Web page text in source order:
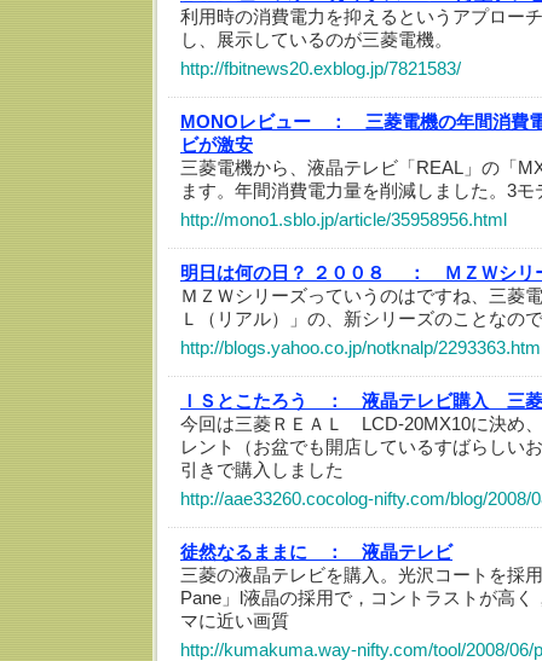
利用時の消費電力を抑えるというアプロー
し、展示しているのが三菱電機。
http://fbitnews20.exblog.jp/7821583/
MONOレビュー ：
三菱電機の年間消費
ビが激安
三菱電機から、液晶テレビ「REAL」の「
ます。年間消費電力量を削減しました。3モ
http://mono1.sblo.jp/article/35958956.html
明日は何の日？ ２００８ ：
ＭＺＷシリ
ＭＺＷシリーズっていうのはですね、三菱
Ｌ（リアル）」の、新シリーズのことなの
http://blogs.yahoo.co.jp/notknalp/
ＩＳとこたろう ：
液晶テレビ購入 三
今回は三菱ＲＥＡＬ LCD-20MX10に決め
レント（お盆でも開店しているすばらしい
引きで購入しました
http://aae33260.cocolog-nifty.com/blog/2008/
徒然なるままに ：
液晶テレビ
三菱の液晶テレビを購入。光沢コートを採
Pane」l液晶の採用で，コントラストが高
マに近い画質
http://kumakuma.way-nifty.com/tool/2008/06/